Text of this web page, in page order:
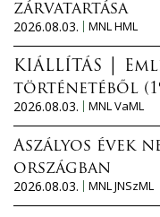
zárvatartása
2026.08.03.
MNL HML
KIÁLLÍTÁS │
történetéből
2026.08.03.
MNL VaML
Aszályos évek
országban
2026.08.03.
MNL JNSzML